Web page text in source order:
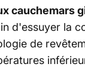
cauchemars
d'essuyer la
de